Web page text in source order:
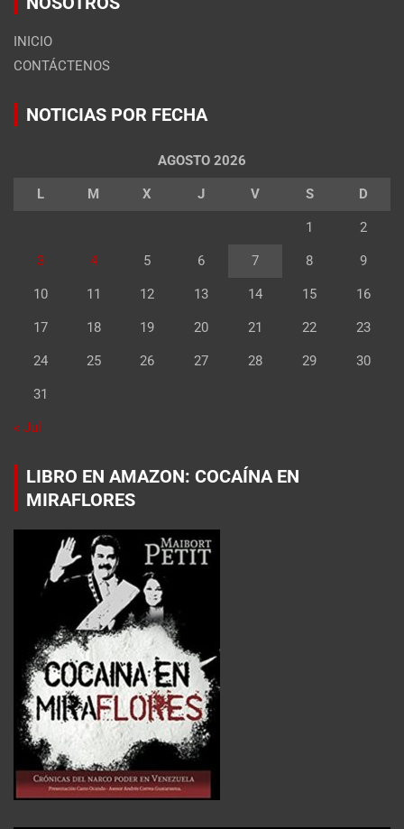
INICIO
CONTÁCTENOS
NOTICIAS POR FECHA
AGOSTO 2026
L M X J V S D
1 2
3 4 5 6 7 8 9
10 11 12 13 14 15 16
17 18 19 20 21 22 23
24 25 26 27 28 29 30
31
« Jul
LIBRO EN AMAZON: COCAÍNA EN
MIRAFLORES